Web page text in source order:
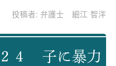
投稿者: 弁護士 細江 智洋
４ 子に暴力